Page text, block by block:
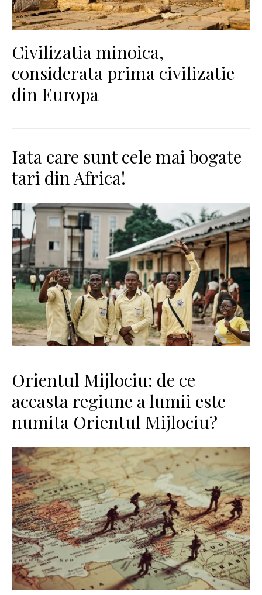
Civilizatia minoica,
considerata prima civilizatie
din Europa
Iata care sunt cele mai bogate
tari din Africa!
Orientul Mijlociu: de ce
aceasta regiune a lumii este
numita Orientul Mijlociu?